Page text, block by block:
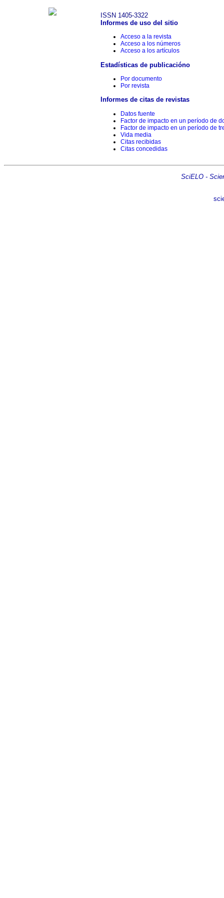
ISSN 1405-3322
Informes de uso del sitio
Acceso a la revista
Acceso a los números
Acceso a los artículos
Estadísticas de publicacióno
Por documento
Por revista
Informes de citas de revistas
Datos fuente
Factor de impacto en un período de
Factor de impacto en un período de
Vida media
Citas recibidas
Citas concedidas
SciELO -